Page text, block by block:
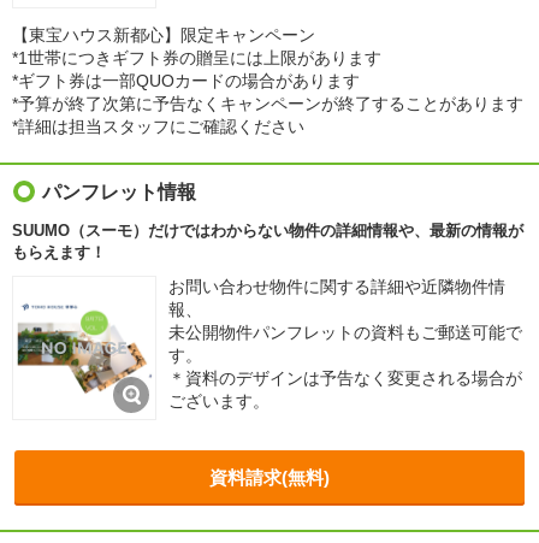
【東宝ハウス新都心】限定キャンペーン
*1世帯につきギフト券の贈呈には上限があります
*ギフト券は一部QUOカードの場合があります
*予算が終了次第に予告なくキャンペーンが終了することがあります
*詳細は担当スタッフにご確認ください
パンフレット情報
SUUMO（スーモ）だけではわからない物件の詳細情報や、最新の情報が
もらえます！
お問い合わせ物件に関する詳細や近隣物件情
報、
未公開物件パンフレットの資料もご郵送可能で
す。
＊資料のデザインは予告なく変更される場合が
ございます。
資料請求(無料)